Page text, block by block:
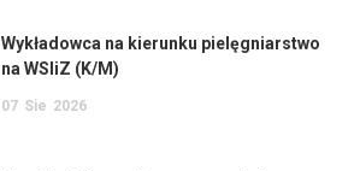
Wykładowca na kierunku pielęgniarstwo
na WSIiZ (K/M)
07 Sie 2026